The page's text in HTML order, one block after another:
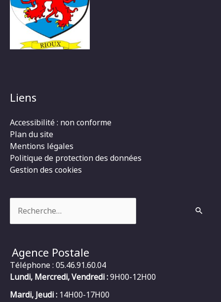
Liens
Accessibilité : non conforme
Plan du site
Mentions légales
Politique de protection des données
Gestion des cookies
Agence Postale
Téléphone : 05.46.91.60.04
Lundi, Mercredi, Vendredi :9H00-12H00
Mardi, Jeudi : 14H00-17H00